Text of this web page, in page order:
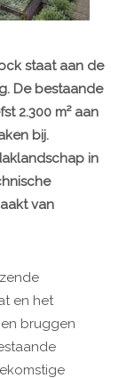
staat aan de
De bestaande
2.300 m² aan
bij.
in
van
en het
bruggen